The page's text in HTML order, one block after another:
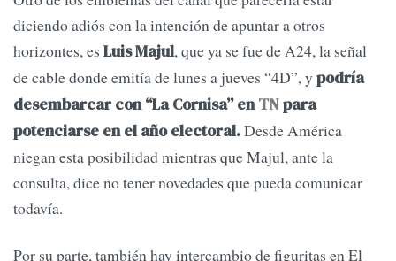
diciendo adiós con la intención de apuntar a otros
horizontes, es Luis Majul, que ya se fue de A24, la señal
de cable donde emitía de lunes a jueves “4D”, y podría
desembarcar con “La Cornisa” enTNpara
potenciarse en el año electoral.Desde América
niegan esta posibilidad mientras que Majul, ante la
consulta, dice no tener novedades que pueda comunicar
todavía.
Por su parte, también hay intercambio de figuritas en El